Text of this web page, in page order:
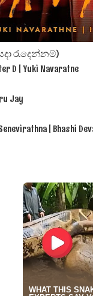
පෙළ
පද පෙළ
(සදා රැදෙන්නම්)
D | Yuki Navaratne
Jay
| Bhashi